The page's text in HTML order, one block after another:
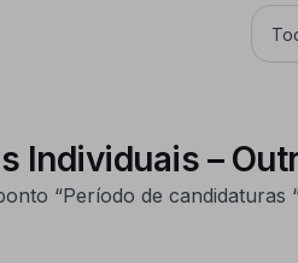
Individuais –
“Período de candidaturas